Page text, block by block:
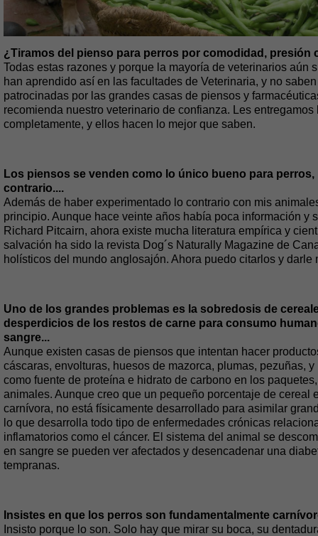
¿Tiramos del pienso para perros por comodidad, presión
Todas estas razones y porque la mayoría de veterinarios
han aprendido así en las facultades de Veterinaria, y no
patrocinadas por las grandes casas de piensos y
recomienda nuestro veterinario de confianza. Les
completamente, y ellos hacen lo mejor que saben.
Los piensos se venden como lo único bueno para
contrario....
Además de haber experimentado lo contrario con mis
principio. Aunque hace veinte años había poca información
Richard Pitcairn, ahora existe mucha literatura empírica y
salvación ha sido la revista Dog´s Naturally Magazine de
holísticos del mundo anglosajón. Ahora puedo citarlos y darle
Uno de los grandes problemas es la sobredosis de
desperdicios de los restos de carne para consumo
sangre...
Aunque existen casas de piensos que intentan hacer
cáscaras, envolturas, huesos de mazorca, plumas, pezuñas,
como fuente de proteína e hidrato de carbono en los
animales. Aunque creo que un pequeño porcentaje de cereal
carnívora, no está físicamente desarrollado para asimilar
lo que desarrolla todo tipo de enfermedades crónicas
inflamatorios como el cáncer. El sistema del animal se
en sangre se pueden ver afectados y desencadenar una
tempranas.
Insistes en que los perros son fundamentalmente
Insisto porque lo son. Solo hay que mirar su boca, su